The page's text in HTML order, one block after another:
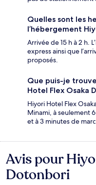
Quelles sont les
l’hébergement
Arrivée de 15 h à 2 h.
express ainsi que
proposés.
Que puis-je
Hotel Flex Osaka
Hiyori Hotel Flex
Minami, à seulement
et à 3 minutes de
Avis
Avis pour
Dotonbori